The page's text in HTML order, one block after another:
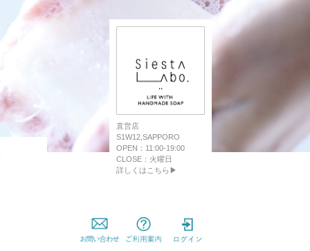
直営店
S1W12,SAPPORO
OPEN：11:00-19:00
CLOSE：火曜日
詳しくはこちら▶